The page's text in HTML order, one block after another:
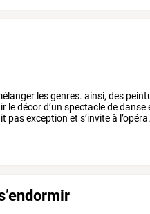
lesgenres. ainsi,des
ledécord’un spectaclededanse
pasexception et s’inviteà l’opéra.